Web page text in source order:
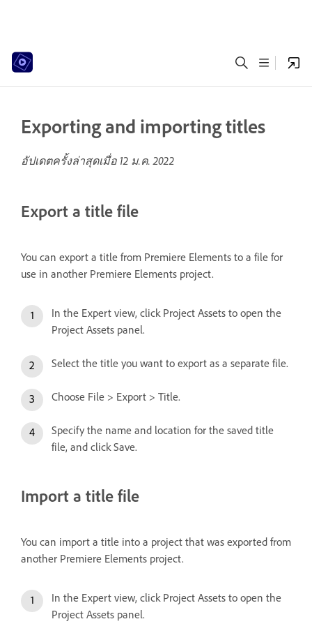
Exporting and importing titles
อัปเดตครั้งล่าสุดเมื่อ 12 ม.ค. 2022
Export a title file
You can export a title from Premiere Elements to a file for
use in another Premiere Elements project.
In the Expert view, click Project Assets to open the
Project Assets panel.
Select the title you want to export as a separate file.
Choose File > Export > Title.
Specify the name and location for the saved title
file, and click Save.
Import a title file
You can import a title into a project that was exported from
another Premiere Elements project.
In the Expert view, click Project Assets to open the
Project Assets panel.